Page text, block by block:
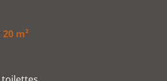
20 m²